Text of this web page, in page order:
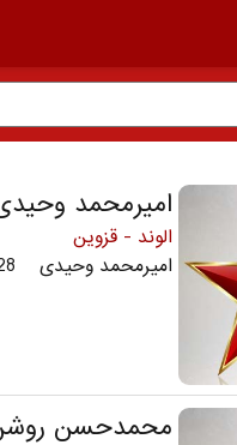
امیرمحمد
الوند - قزوین
امیرمحمد وحیدی 28 ساله الوند
محمدحسن